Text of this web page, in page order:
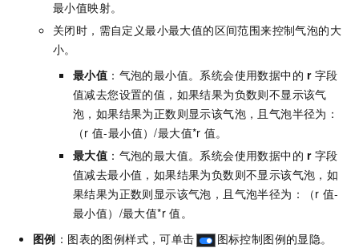
最小值映射。
关闭时，需自定义最小最大值的区间范围来控制气泡的大
小。
最小值 ：气泡的最小值。系统会使用数据中的 r 字段
值减去您设置的值，如果结果为负数则不显示该气
泡，如果结果为正数则显示该气泡，且气泡半径为：
（r 值-最小值）/最大值*r 值。
最大值 ：气泡的最大值。系统会使用数据中的 r 字段
值减去最小值，如果结果为负数则不显示该气泡，如
果结果为正数则显示该气泡，且气泡半径为：（r 值-
最小值）/最大值*r 值。
图例 ：图表的图例样式，可单击 图标控制图例的显隐。